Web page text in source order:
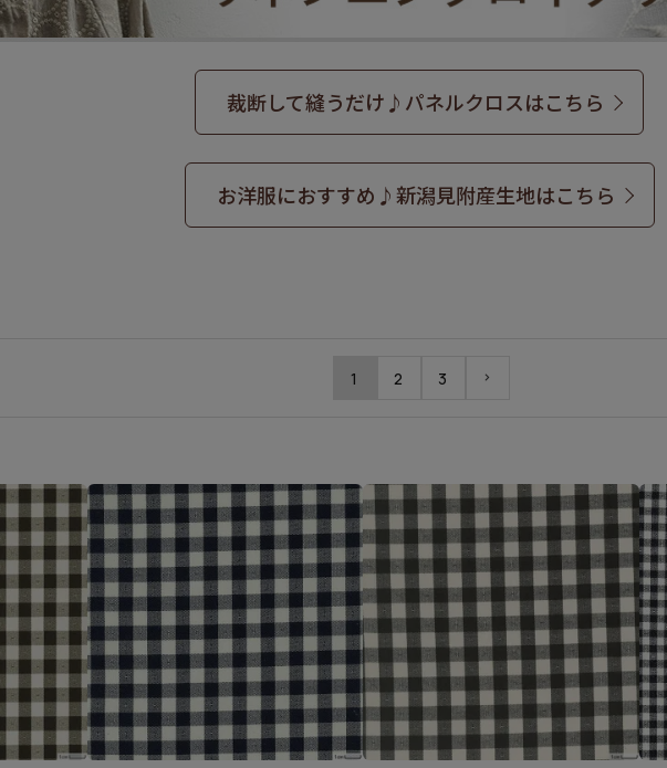
裁断して縫うだけ♪パネルクロスはこちら
お洋服におすすめ♪新潟見附産生地はこちら
1 2 3